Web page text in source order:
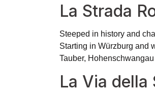
La Strada
Steeped in history and
Starting in Würzburg and
Tauber,
La Via della